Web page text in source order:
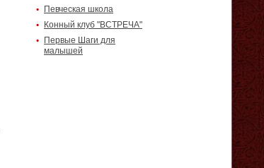
Певческая школа
Конный клуб "ВСТРЕЧА"
Первые Шаги для
малышей